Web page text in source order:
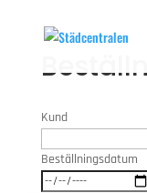
Kund
Beställningsdatum